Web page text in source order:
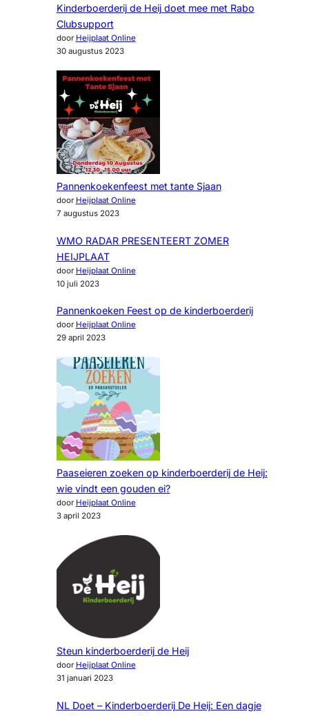
Kinderboerderij de Heij doet mee met Rabo
Clubsupport
door Heijplaat Online
30 augustus 2023
Pannenkoekenfeest met tante Sjaan
door Heijplaat Online
7 augustus 2023
WMO RADAR PRESENTEERT ZOMER
HEIJPLAAT
door Heijplaat Online
10 juli 2023
Pannenkoeken Feest op de kinderboerderij
door Heijplaat Online
29 april 2023
Paaseieren zoeken op kinderboerderij de Heij:
wie vindt een gouden ei?
door Heijplaat Online
3 april 2023
Steun kinderboerderij de Heij
door Heijplaat Online
31 januari 2023
NL Doet – Kinderboerderij De Heij: Een dagje